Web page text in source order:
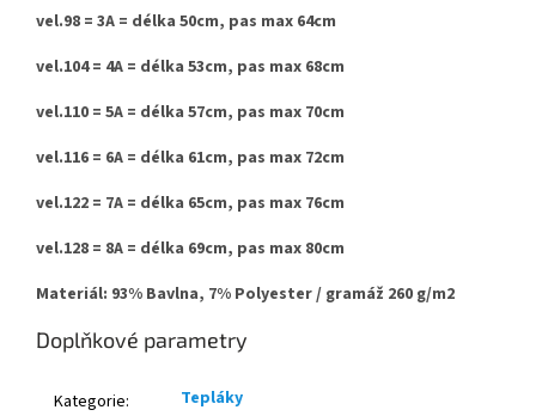
vel.98 = 3A = délka 50cm, pas max 64cm
vel.104 = 4A = délka 53cm, pas max 68cm
vel.110 = 5A = délka 57cm, pas max 70cm
vel.116 = 6A = délka 61cm, pas max 72cm
vel.122 = 7A = délka 65cm, pas max 76cm
vel.128 = 8A = délka 69cm, pas max 80cm
Materiál: 93% Bavlna, 7% Polyester / gramáž 260 g/m2
Doplňkové parametry
Kategorie: Tepláky